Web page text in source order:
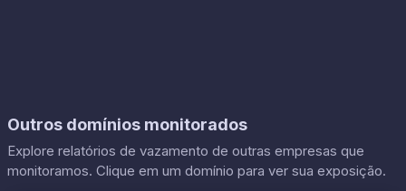
Outros domínios monitorados
Explore relatórios de vazamento de outras empresas que
monitoramos. Clique em um domínio para ver sua exposição.